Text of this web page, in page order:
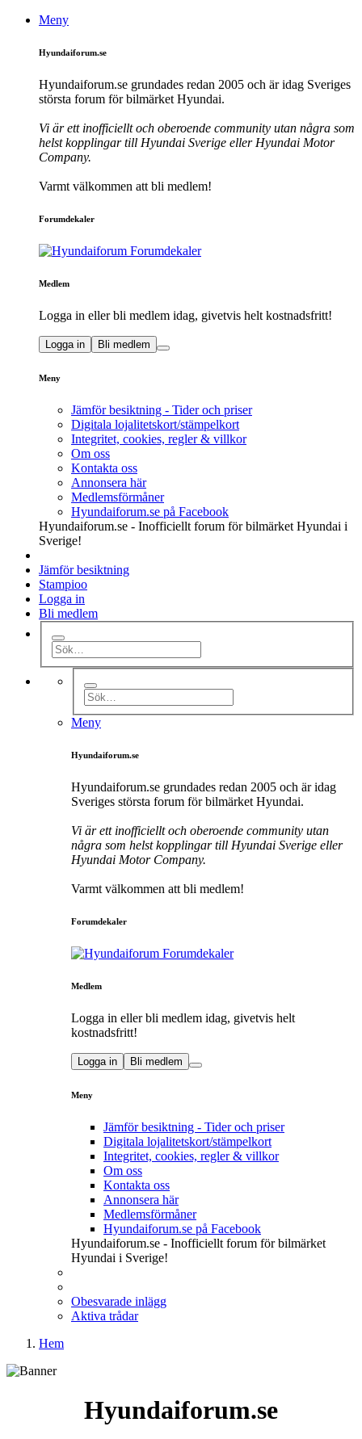
Meny
Hyundaiforum.se
Hyundaiforum.se grundades redan 2005 och är idag Sveriges
största forum för bilmärket Hyundai.
Vi är ett inofficiellt och oberoende community utan några som
helst kopplingar till Hyundai Sverige eller Hyundai Motor
Company.
Varmt välkommen att bli medlem!
Forumdekaler
Medlem
Logga in eller bli medlem idag, givetvis helt kostnadsfritt!
Logga in Bli medlem
Meny
Jämför besiktning - Tider och priser
Digitala lojalitetskort/stämpelkort
Integritet, cookies, regler & villkor
Om oss
Kontakta oss
Annonsera här
Medlemsförmåner
Hyundaiforum.se på Facebook
Hyundaiforum.se - Inofficiellt forum för bilmärket Hyundai i
Sverige!
Jämför besiktning
Stampioo
Logga in
Bli medlem
Meny
Hyundaiforum.se
Hyundaiforum.se grundades redan 2005 och är idag
Sveriges största forum för bilmärket Hyundai.
Vi är ett inofficiellt och oberoende community utan
några som helst kopplingar till Hyundai Sverige eller
Hyundai Motor Company.
Varmt välkommen att bli medlem!
Forumdekaler
Medlem
Logga in eller bli medlem idag, givetvis helt
kostnadsfritt!
Logga in Bli medlem
Meny
Jämför besiktning - Tider och priser
Digitala lojalitetskort/stämpelkort
Integritet, cookies, regler & villkor
Om oss
Kontakta oss
Annonsera här
Medlemsförmåner
Hyundaiforum.se på Facebook
Hyundaiforum.se - Inofficiellt forum för bilmärket
Hyundai i Sverige!
Obesvarade inlägg
Aktiva trådar
Hem
Hyundaiforum.se